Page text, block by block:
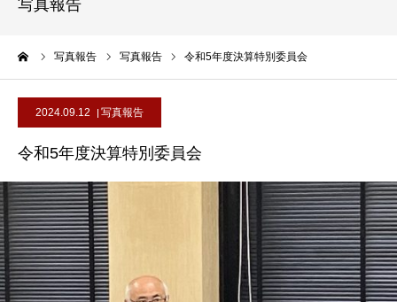
写真報告
写真報告 写真報告 令和5年度決算特別委員会
2024.09.12 写真報告
令和5年度決算特別委員会